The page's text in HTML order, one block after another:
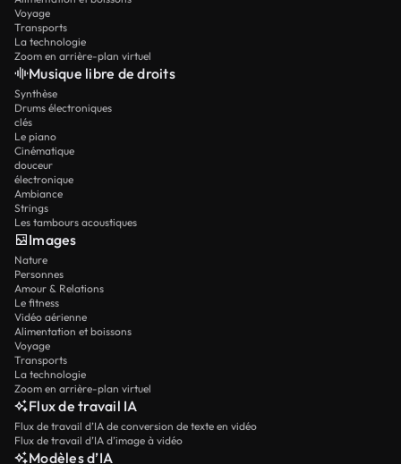
Voyage
Transports
La technologie
Zoom en arrière-plan virtuel
Musique libre de droits
Synthèse
Drums électroniques
clés
Le piano
Cinématique
douceur
électronique
Ambiance
Strings
Les tambours acoustiques
Images
Nature
Personnes
Amour & Relations
Le fitness
Vidéo aérienne
Alimentation et boissons
Voyage
Transports
La technologie
Zoom en arrière-plan virtuel
Flux de travail IA
Flux de travail d’IA de conversion de texte en vidéo
Flux de travail d’IA d’image à vidéo
Modèles d’IA